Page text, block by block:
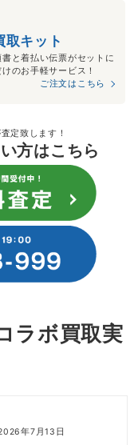
取キット
と着払い伝票がセットに
のお手軽サービス！
ご注文はこちら
定致します！
方はこちら
ラボ買取実
年7月13日